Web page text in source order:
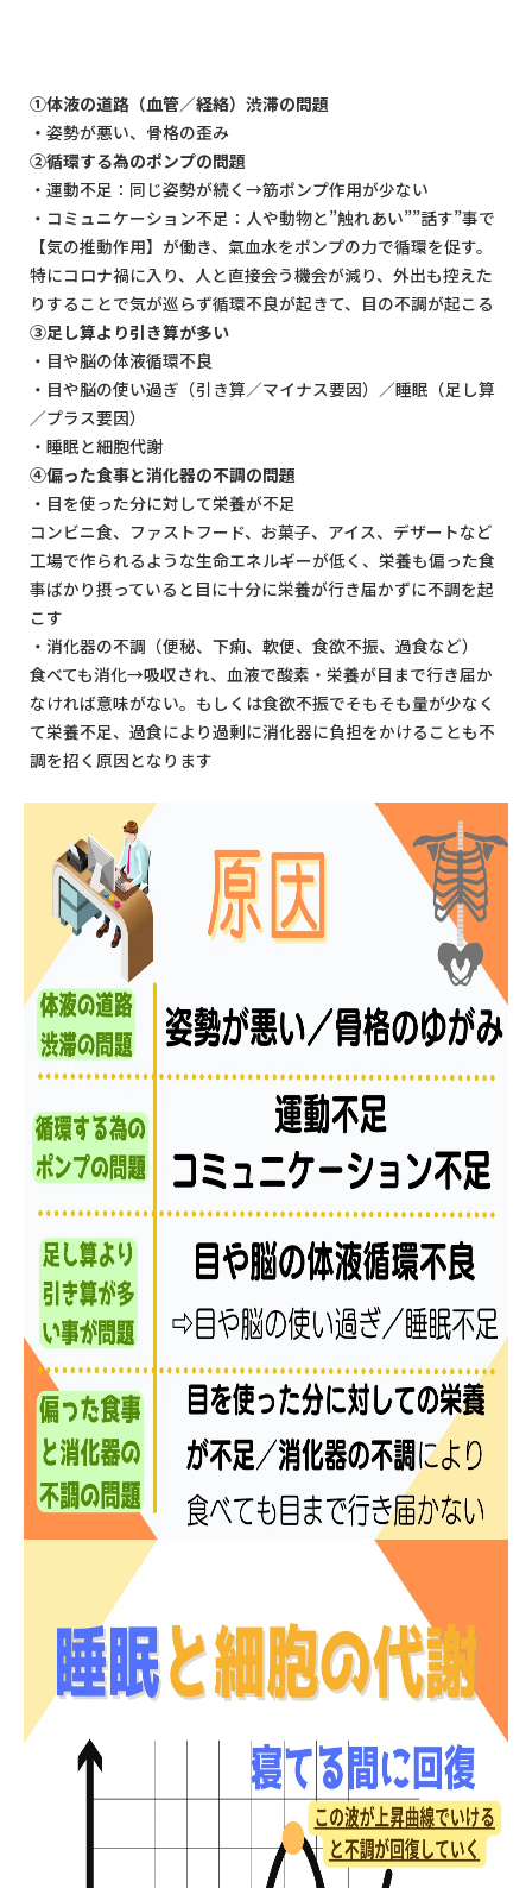
①体液の道路（血管／経絡）渋滞の問題
・ 姿勢が悪い、骨格の歪み
②循環する為のポンプの問題
・運動不足：同じ姿勢が続く→筋ポンプ作用が少ない
・コミュニケーション不足：人や動物と”触れあい””話す”事で
【気の推動作用】が働き、氣血水をポンプの力で循環を促す。
特にコロナ禍に入り、人と直接会う機会が減り、外出も控えた
りすることで気が巡らず循環不良が起きて、目の不調が起こる
③足し算より引き算が多い
・目や脳の体液循環不良
・目や脳の使い過ぎ（引き算／マイナス要因）／睡眠（足し算
／プラス要因）
・睡眠と細胞代謝
④偏った食事と消化器の不調の問題
・目を使った分に対して栄養が不足
コンビニ食、ファストフード、お菓子、アイス、デザートなど
工場で作られるような生命エネルギーが低く、栄養も偏った食
事ばかり摂っていると目に十分に栄養が行き届かずに不調を起
こす
・消化器の不調（便秘、下痢、軟便、食欲不振、過食など）
食べても消化→吸収され、血液で酸素・栄養が目まで行き届か
なければ意味がない。もしくは食欲不振でそもそも量が少なく
て栄養不足、過食により過剰に消化器に負担をかけることも不
調を招く原因となります